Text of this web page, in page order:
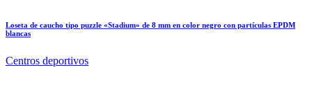
Loseta de caucho tipo puzzle «Stadium» de 8 mm en color negro con partículas EPDM
blancas
Centros deportivos